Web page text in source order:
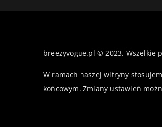
breezyvogue.pl © 2023. Wszelkie
W ramach naszej witryny
końcowym. Zmiany ustawień